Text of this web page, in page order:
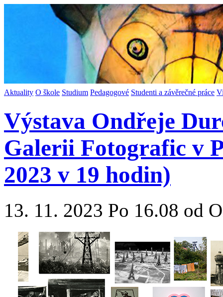
Aktuality O škole Studium Pedagogové Studenti a závěrečné práce
Výstava Ondřeje
Galerii Fotografic v
2023 v 19 hodin)
13. 11. 2023 Po 16.08 od